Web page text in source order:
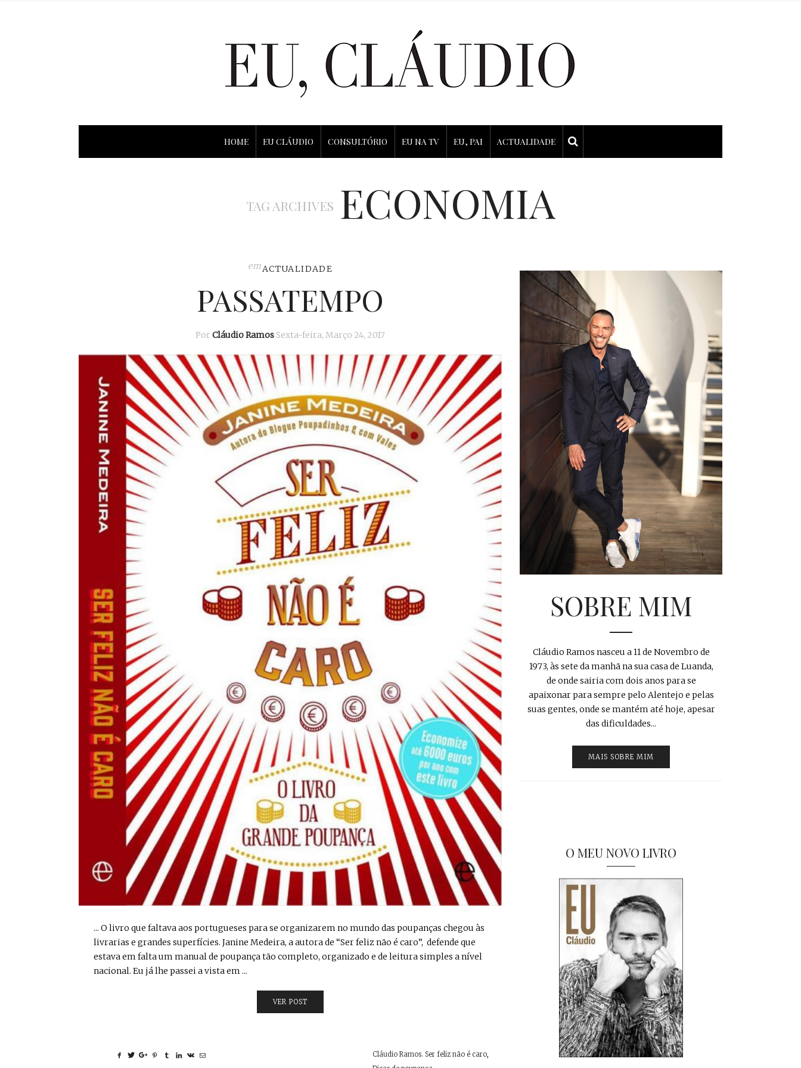
HOME EU CLÁUDIO CONSULTÓRIO EU NA TV EU, PAI ACTUALIDADE
TAG ARCHIVES ECONOMIA
emACTUALIDADE
PASSATEMPO
Por Cláudio Ramos Sexta-feira, Março 24, 2017
... O livro que faltava aos portugueses para se organizarem no mundo das poupanças chegou às
livrarias e grandes superfícies. Janine Medeira, a autora de “Ser feliz não é caro”, defende que
estava em falta um manual de poupança tão completo, organizado e de leitura simples a nível
nacional. Eu já lhe passei a vista em ...
VER POST
Cláudio Ramos. Ser feliz não é caro,
SOBRE MIM
Cláudio Ramos nasceu a 11 de Novembro de
1973, às sete da manhã na sua casa de Luanda,
de onde sairia com dois anos para se
apaixonar para sempre pelo Alentejo e pelas
suas gentes, onde se mantém até hoje, apesar
das dificuldades...
MAIS SOBRE MIM
O MEU NOVO LIVRO